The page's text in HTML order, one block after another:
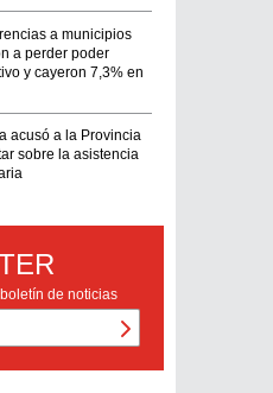
a municipios
a perder poder
y cayeron 7,3% en
acusó a la Provincia
sobre la asistencia
de noticias